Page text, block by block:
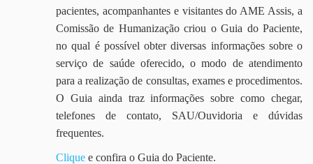
pacientes, acompanhantes e visitantes do AME Assis, a
Comissão de Humanização criou o Guia do Paciente,
no qual é possível obter diversas informações sobre o
serviço de saúde oferecido, o modo de atendimento
para a realização de consultas, exames e procedimentos.
O Guia ainda traz informações sobre como chegar,
telefones de contato, SAU/Ouvidoria e dúvidas
frequentes.
Clique e confira o Guia do Paciente.